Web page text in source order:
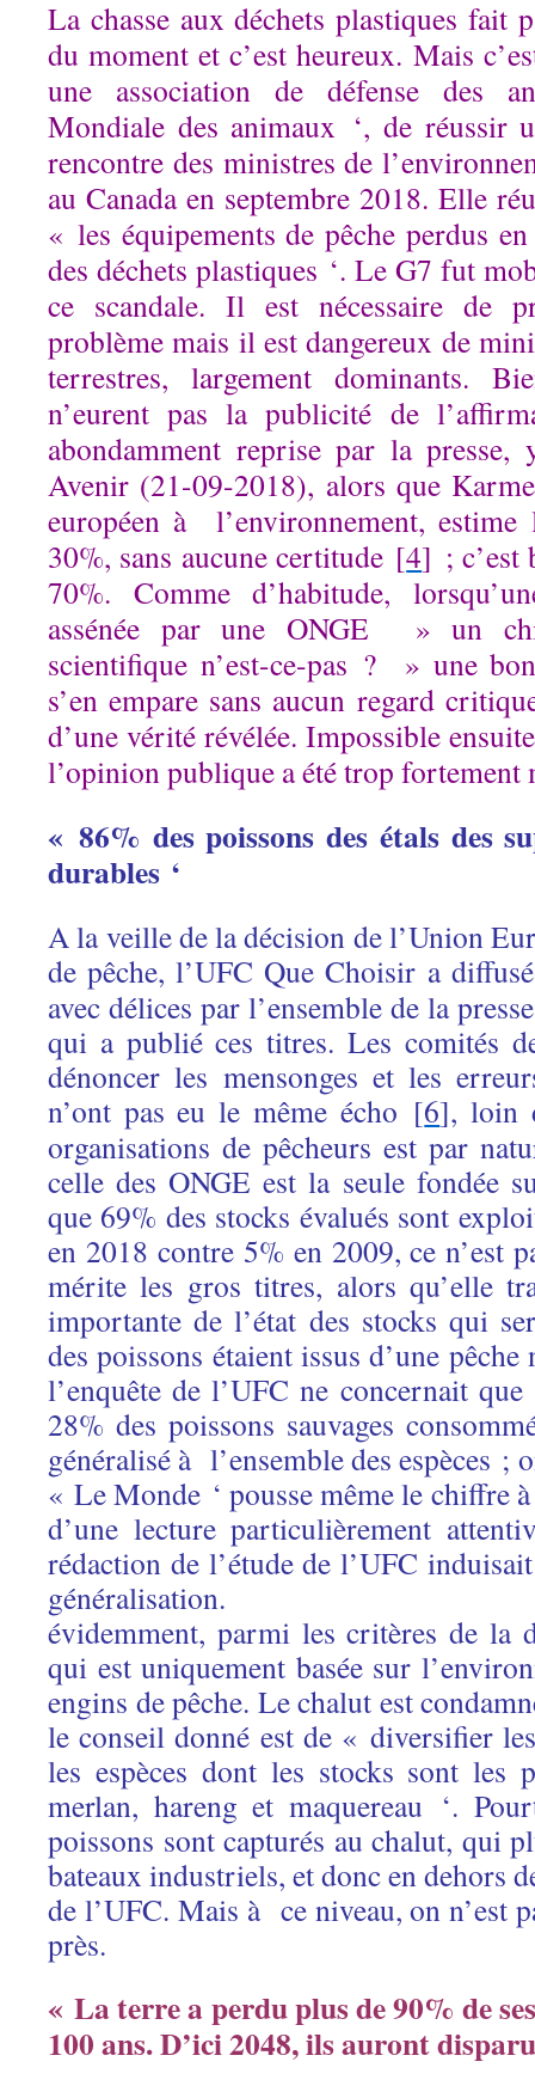
La chasse aux déchets plastiques fait
du moment et c’est heureux. Mais
une association de défense des
Mondiale des animaux ‘, de
rencontre des ministres de
au Canada en septembre 2018. Elle
« les équipements de pêche perdus
des déchets plastiques ‘. Le G7 fut
ce scandale. Il est nécessaire de
problème mais il est dangereux de
terrestres, largement dominants.
n’eurent pas la publicité de
abondamment reprise par la presse,
Avenir (21-09-2018), alors que
européen à l’environnement,
30%, sans aucune certitude [4] ; c’est
70%. Comme d’habitude,
assénée par une ONGE » un
scientifique n’est-ce-pas ? » une
s’en empare sans aucun regard
d’une vérité révélée. Impossible
l’opinion publique a été trop fortement
« 86% des poissons des étals des
durables ‘
A la veille de la décision de l’Union
de pêche, l’UFC Que Choisir a
avec délices par l’ensemble de la
qui a publié ces titres. Les comités
dénoncer les mensonges et les
n’ont pas eu le même écho [6], loin
organisations de pêcheurs est par
celle des ONGE est la seule fondée
que 69% des stocks évalués sont
en 2018 contre 5% en 2009, ce n’est
mérite les gros titres, alors qu’elle
importante de l’état des stocks qui
des poissons étaient issus d’une
l’enquête de l’UFC ne concernait que
28% des poissons sauvages
généralisé à l’ensemble des espèces ;
« Le Monde ‘ pousse même le chiffre
d’une lecture particulièrement
rédaction de l’étude de l’UFC
généralisation.
évidemment, parmi les critères de
qui est uniquement basée sur
engins de pêche. Le chalut est
le conseil donné est de « diversifier
les espèces dont les stocks sont
merlan, hareng et maquereau ‘.
poissons sont capturés au chalut, qui
bateaux industriels, et donc en dehors
de l’UFC. Mais à ce niveau, on n’est
près.
« La terre a perdu plus de 90% de
100 ans. D’ici 2048, ils auront